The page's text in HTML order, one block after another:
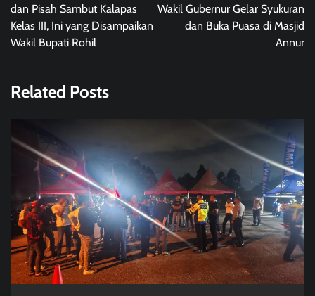
dan Pisah Sambut Kalapas
Kelas III, Ini yang Disampaikan
Wakil Bupati Rohil
Wakil Gubernur Gelar Syukuran
dan Buka Puasa di Masjid
Annur
Related Posts